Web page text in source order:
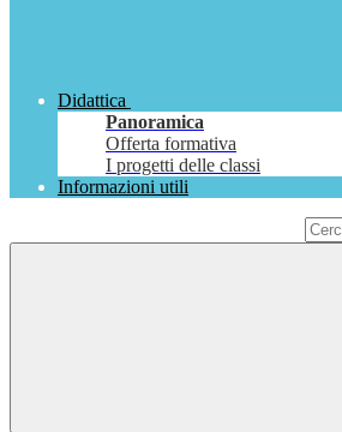
Didattica
Panoramica
Offerta formativa
I progetti delle classi
Informazioni utili